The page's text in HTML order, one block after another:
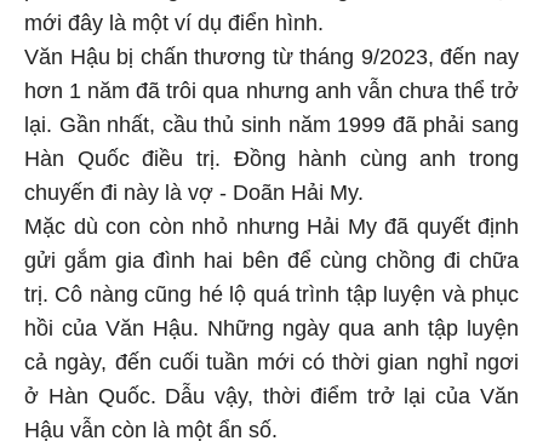
mới đây là một ví dụ điển hình.
Văn Hậu bị chấn thương từ tháng 9/2023, đến nay
hơn 1 năm đã trôi qua nhưng anh vẫn chưa thể trở
lại. Gần nhất, cầu thủ sinh năm 1999 đã phải sang
Hàn Quốc điều trị. Đồng hành cùng anh trong
chuyến đi này là vợ - Doãn Hải My.
Mặc dù con còn nhỏ nhưng Hải My đã quyết định
gửi gắm gia đình hai bên để cùng chồng đi chữa
trị. Cô nàng cũng hé lộ quá trình tập luyện và phục
hồi của Văn Hậu. Những ngày qua anh tập luyện
cả ngày, đến cuối tuần mới có thời gian nghỉ ngơi
ở Hàn Quốc. Dẫu vậy, thời điểm trở lại của Văn
Hậu vẫn còn là một ẩn số.